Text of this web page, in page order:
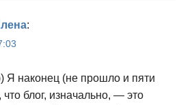
:
Я наконец (не прошло и пяти
что блог, изначально, — это